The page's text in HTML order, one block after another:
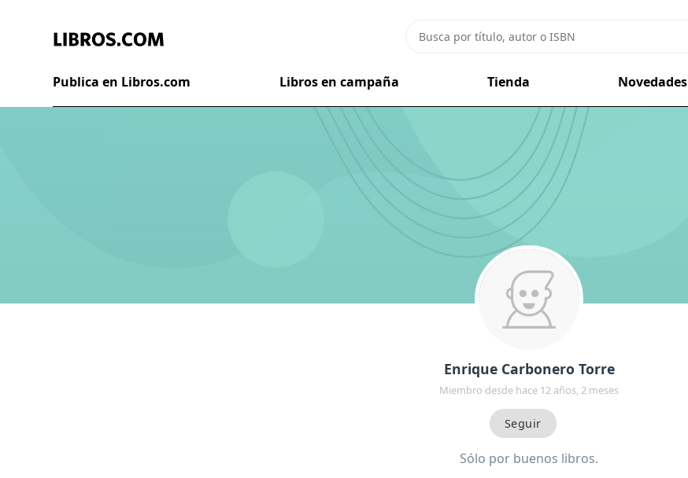
Publica en Libros.com Libros en campaña Tienda Novedades
Enrique Carbonero Torre
Miembro desde hace 12 años, 2 meses
Sólo por buenos libros.